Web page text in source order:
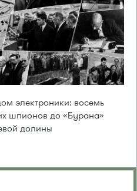
электроники: восемь
шпионов до «Бурана»
долины